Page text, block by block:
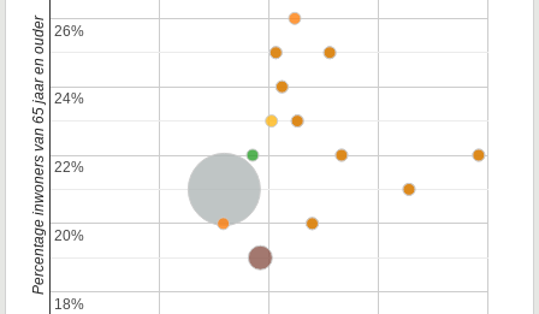
Provincie Utrecht
18%
18%
20%
20%
22%
22%
24%
24%
26%
26%
Percentage inwoners van 65 jaar en ouder